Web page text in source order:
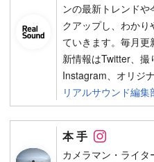
ンの最新トレンド
クアップし、わかり
ていきます。毎月
新情報はTwitter、
Instagram、オリジ
リアルサウンド編
本 手
カメラマン・ライタ